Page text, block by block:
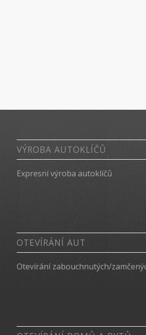
VÝROBA AUTOKLÍČŮ
Expresní výroba autoklíčů
OTEVÍRÁNÍ AUT
Otevírání zabouchnutých/